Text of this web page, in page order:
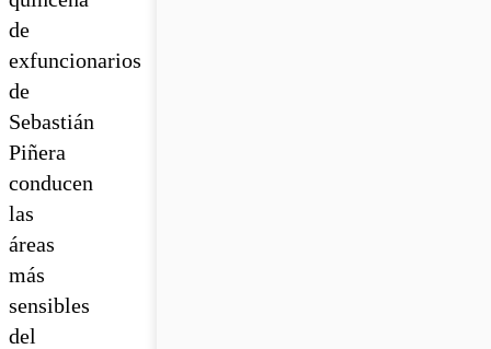
de
exfuncionarios
de
Sebastián
Piñera
conducen
las
áreas
más
sensibles
del